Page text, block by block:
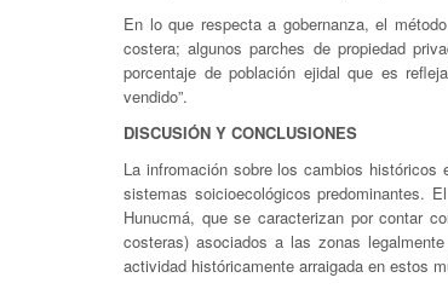
En lo que respecta a gobernanza, el
costera; algunos parches de propiedad
porcentaje de población ejidal que es
vendido”.
DISCUSIÓN Y CONCLUSIONES
La infromación sobre los cambios
sistemas soicioecológicos predominantes.
Hunucmá, que se caracterizan por contar
costeras) asociados a las zonas
actividad históricamente arraigada en estos